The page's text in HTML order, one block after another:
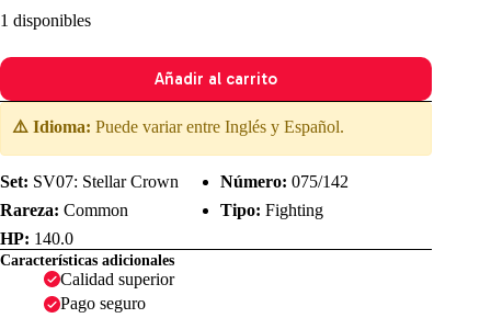
1 disponibles
Añadir al carrito
⚠️ Idioma: Puede variar entre Inglés y Español.
Set: SV07: Stellar Crown Número: 075/142
Rareza: Common Tipo: Fighting
HP: 140.0
Características adicionales
Calidad superior
Pago seguro